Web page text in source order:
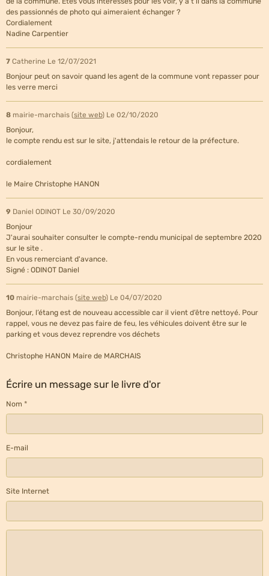
des passionnés de photo qui aimeraient échanger ?
Cordialement
Nadine Carpentier
7 Catherine Le 12/07/2021
Bonjour peut on savoir quand les agent de la commune vont repasser pour
les verre merci
8 mairie-marchais (site web) Le 02/10/2020
Bonjour,
le compte rendu est sur le site, j'attendais le retour de la préfecture.
cordialement
le Maire Christophe HANON
9 Daniel ODINOT Le 30/09/2020
Bonjour
J'aurai souhaiter consulter le compte-rendu municipal de septembre 2020
sur le site .
En vous remerciant d'avance.
Signé : ODINOT Daniel
10 mairie-marchais (site web) Le 04/07/2020
Bonjour, l’étang est de nouveau accessible car il vient d’être nettoyé. Pour
rappel, vous ne devez pas faire de feu, les véhicules doivent être sur le
parking et vous devez reprendre vos déchets
Christophe HANON Maire de MARCHAIS
Écrire un message sur le livre d'or
Nom
E-mail
Site Internet